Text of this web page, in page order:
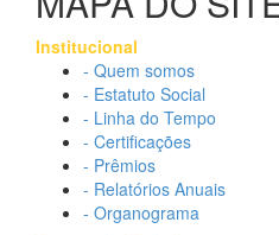
Institucional
- Quem somos
- Estatuto Social
- Linha do Tempo
- Certificações
- Prêmios
- Relatórios Anuais
- Organograma